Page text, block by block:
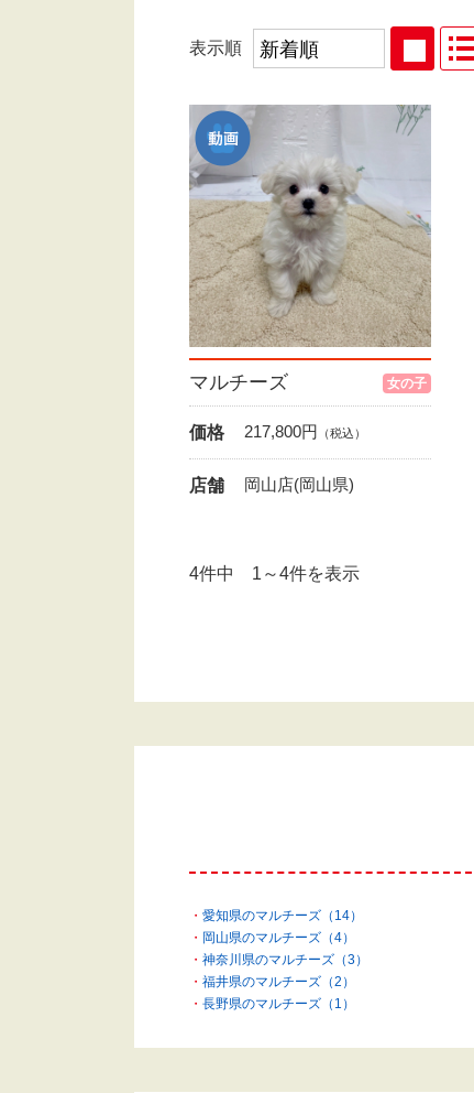
表示順
マルチーズ 女の子
価格 217,800円 （税込）
店舗 岡山店(岡山県)
4件中 1～4件を表示
愛知県のマルチーズ（14）
岡山県のマルチーズ（4）
神奈川県のマルチーズ（3）
福井県のマルチーズ（2）
長野県のマルチーズ（1）